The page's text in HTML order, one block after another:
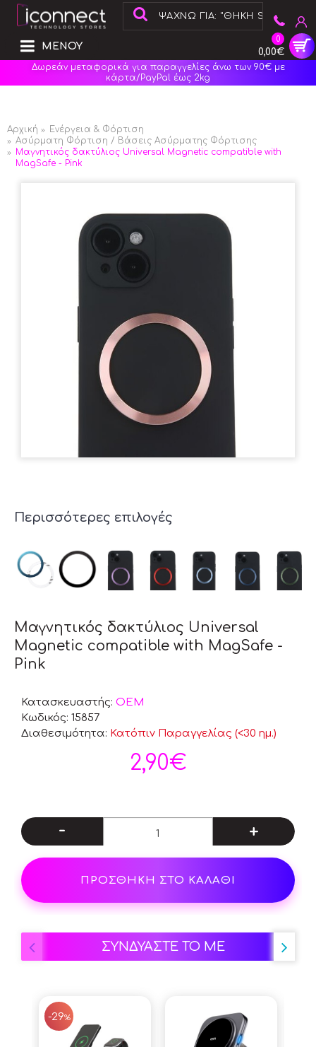
0
0,00€
ΜΕΝΟΥ
Δωρεάν μεταφορικά για παραγγελίες άνω των 90€ με
κάρτα/PayPal έως 2kg
Αρχική
Ενέργεια & Φόρτιση
Ασύρματη Φόρτιση / Βάσεις Ασύρματης Φόρτισης
Μαγνητικός δακτύλιος Universal Magnetic compatible with
MagSafe - Pink
Περισσότερες επιλογές
Μαγνητικός δακτύλιος Universal
Magnetic compatible with MagSafe -
Pink
Κατασκευαστής: OEM
Κωδικός: 15857
Διαθεσιμότητα: Κατόπιν Παραγγελίας (<30 ημ.)
2,90€
- +
ΠΡΟΣΘΗΚΗ ΣΤΟ ΚΑΛΑΘΙ
ΣΥΝΔΥΑΣΤΕ ΤΟ ΜΕ
-29%